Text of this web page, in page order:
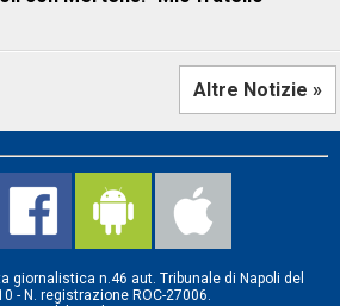
Altre Notizie »
giornalistica n.46 aut. Tribunale di Napoli del
- N. registrazione ROC-27006.